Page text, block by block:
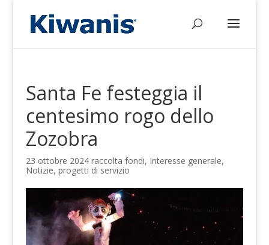
Santa Fe festeggia il
centesimo rogo dello
Zozobra
23 ottobre 2024 raccolta fondi, Interesse generale,
Notizie, progetti di servizio